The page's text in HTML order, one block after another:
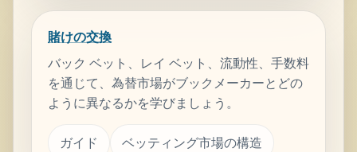
賭けの交換
バック ベット、レイ ベット、流動性、手数料
を通じて、為替市場がブックメーカーとどの
ように異なるかを学びましょう。
ガイド ベッティング市場の構造